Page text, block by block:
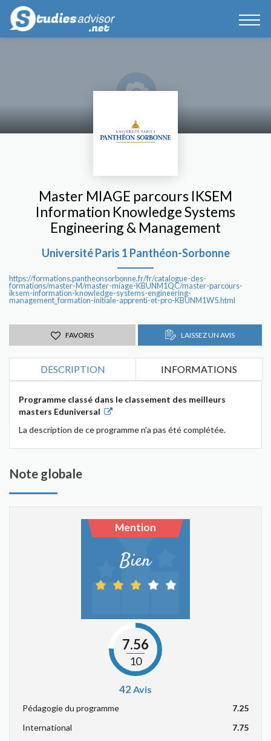
Master MIAGE parcours IKSEM
Information Knowledge Systems
Engineering & Management
Université Paris 1 Panthéon-Sorbonne
https://formations.pantheonsorbonne.fr/fr/catalogue-des-
formations/master-M/master-miage-KBUNM1QC/master-parcours-
iksem-information-knowledge-systems-engineering-
management_formation-initiale-apprenti-et-pro-KBUNM1W5.html
FAVORIS LAISSEZ UN AVIS
DESCRIPTION INFORMATIONS
Programme classé dans le classement des meilleurs
masters Eduniversal
La description de ce programme n'a pas été complétée.
Note globale
Mention
Bien
7.56
10
42Avis
Pédagogie du programme
7.25
International
7.75